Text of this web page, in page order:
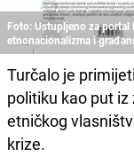
Foto: Ustupljeno za portal
etnonacionalizma i
Turčalo je
politiku kao put
etničkog
krize.